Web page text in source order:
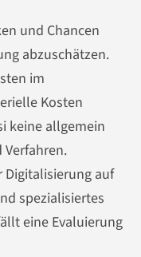
und Chancen
abzuschätzen.
im
Kosten
keine allgemein
Digitalisierung auf
spezialisiertes
eine Evaluierung